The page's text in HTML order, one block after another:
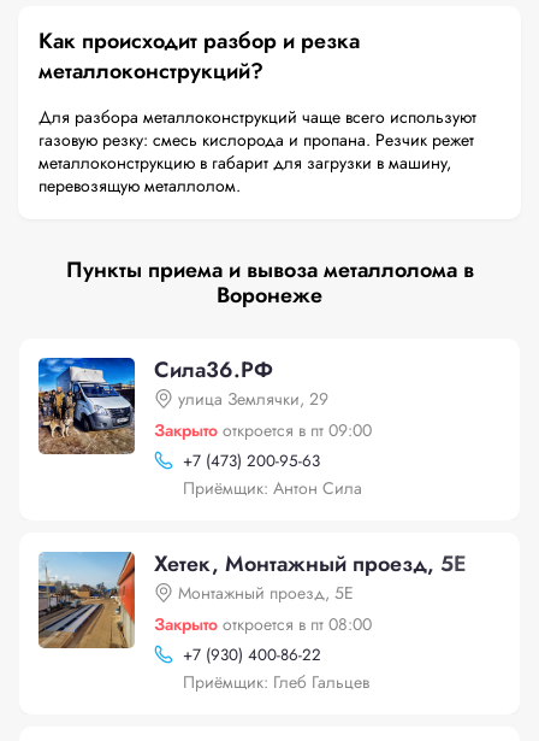
Как происходит разбор и резка
металлоконструкций?
Для разбора металлоконструкций чаще всего используют
газовую резку: смесь кислорода и пропана. Резчик режет
металлоконструкцию в габарит для загрузки в машину,
перевозящую металлолом.
Пункты приема и вывоза металлолома в
Воронеже
Сила36.РФ
улица Землячки, 29
Закрыто откроется в пт 09:00
+7 (473) 200-95-63
Приёмщик: Антон Сила
Хетек, Монтажный проезд, 5Е
Монтажный проезд, 5Е
Закрыто откроется в пт 08:00
+7 (930) 400-86-22
Приёмщик: Глеб Гальцев